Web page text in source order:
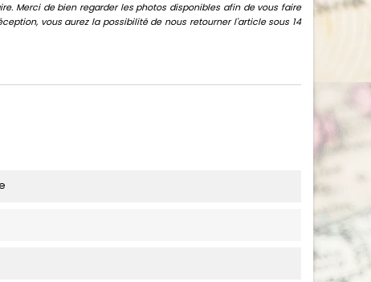
Merci de bien regarder les photos disponibles afin de vous faire
vous aurez la possibilité de nous retourner l'article sous 14